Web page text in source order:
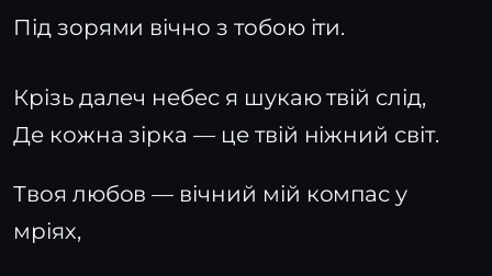
Під зорями вічно з тобою іти.
Крізь далеч небес я шукаю твій слід,
Де кожна зірка — це твій ніжний світ.
Твоя любов — вічний мій компас у
мріях,